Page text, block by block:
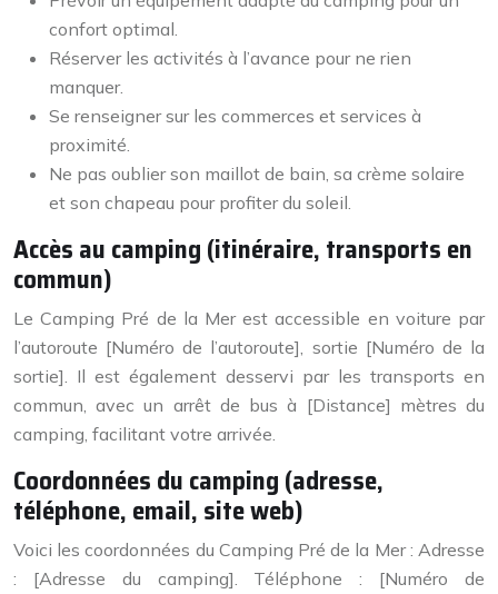
confort optimal.
Réserver les activités à l’avance pour ne rien
manquer.
Se renseigner sur les commerces et services à
proximité.
Ne pas oublier son maillot de bain, sa crème solaire
et son chapeau pour profiter du soleil.
Accès au camping (itinéraire, transports en
commun)
Le Camping Pré de la Mer est accessible en voiture par
l’autoroute [Numéro de l’autoroute], sortie [Numéro de la
sortie]. Il est également desservi par les transports en
commun, avec un arrêt de bus à [Distance] mètres du
camping, facilitant votre arrivée.
Coordonnées du camping (adresse,
téléphone, email, site web)
Voici les coordonnées du Camping Pré de la Mer : Adresse
: [Adresse du camping]. Téléphone : [Numéro de